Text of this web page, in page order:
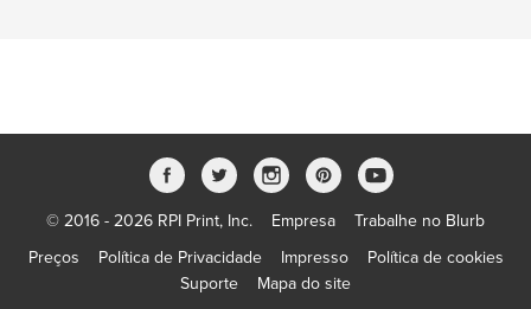
© 2016 - 2026 RPI Print, Inc. Empresa
Trabalhe no Blurb
Preços
Política de Privacidade Impresso
Política de cookies
Suporte
Mapa do site